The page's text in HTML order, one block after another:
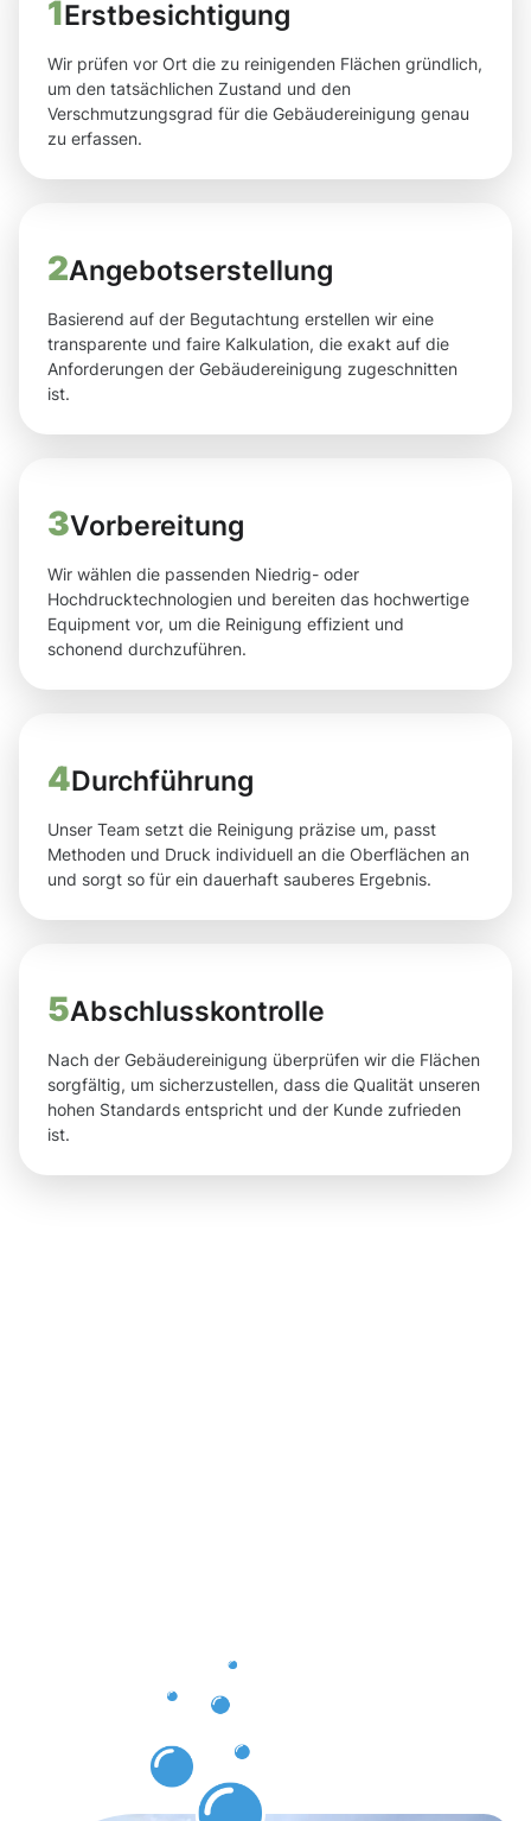
1Erstbesichtigung
Wir prüfen vor Ort die zu reinigenden Flächen gründlich,
um den tatsächlichen Zustand und den
Verschmutzungsgrad für die Gebäudereinigung genau
zu erfassen.
2Angebotserstellung
Basierend auf der Begutachtung erstellen wir eine
transparente und faire Kalkulation, die exakt auf die
Anforderungen der Gebäudereinigung zugeschnitten
ist.
3Vorbereitung
Wir wählen die passenden Niedrig- oder
Hochdrucktechnologien und bereiten das hochwertige
Equipment vor, um die Reinigung effizient und
schonend durchzuführen.
4Durchführung
Unser Team setzt die Reinigung präzise um, passt
Methoden und Druck individuell an die Oberflächen an
und sorgt so für ein dauerhaft sauberes Ergebnis.
5Abschlusskontrolle
Nach der Gebäudereinigung überprüfen wir die Flächen
sorgfältig, um sicherzustellen, dass die Qualität unseren
hohen Standards entspricht und der Kunde zufrieden
ist.